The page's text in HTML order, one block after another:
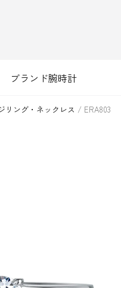
ブランド腕時計
リング・ネックレス / ERA803